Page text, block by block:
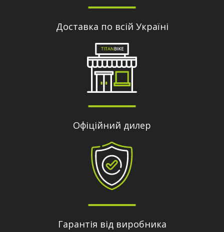
Доставка по всій Україні
Офіційний дилер
Гарантія від виробника